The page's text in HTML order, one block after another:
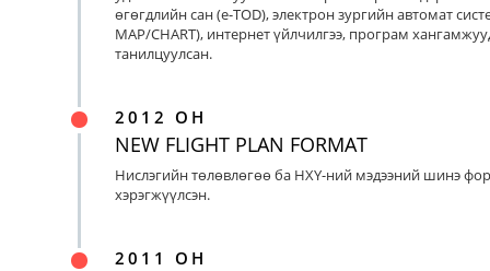
өгөгдлийн сан (e-TOD), электрон зургийн автомат
MAP/CHART), интернет үйлчилгээ, програм
танилцуулсан.
2012 ОН
NEW FLIGHT PLAN FORMAT
Нислэгийн төлөвлөгөө ба НХҮ-ний мэдээний шинэ
хэрэгжүүлсэн.
2011 ОН